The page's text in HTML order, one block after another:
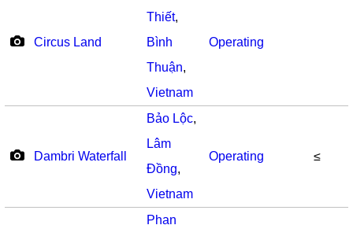
Circus Land
Thiết,
Bình
Thuận,
Vietnam
Operating
Dambri Waterfall
Bảo Lộc,
Lâm
Đồng,
Vietnam
Operating ≤
Phan